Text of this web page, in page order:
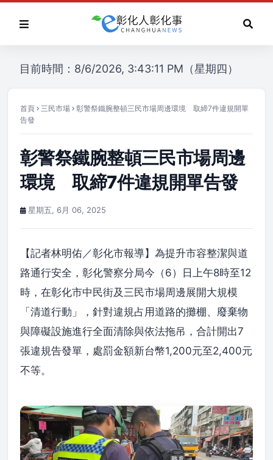
目前時間：8/6/2026, 3:43:11 PM（星期四）
首頁 三民市場
彰警祭鐵腕整頓三民市場周邊環境 取締7件違規開單
告發
彰警祭鐵腕整頓三民市場周邊
環境 取締7件違規開單告發
星期五, 6月 06, 2025
【記者林明佑／彰化市報導】為提升市容整潔與道
路通行安全，彰化警察分局今（6）日上午8時至12
時，在彰化市中民街及三民市場周邊展開大規模
「清道行動」，針對違規占用道路的攤棚、廢棄物
與障礙設施進行全面清除與依法拖吊，合計開出7
張違規告發單，處罰金額新台幣1,200元至2,400元
不等。